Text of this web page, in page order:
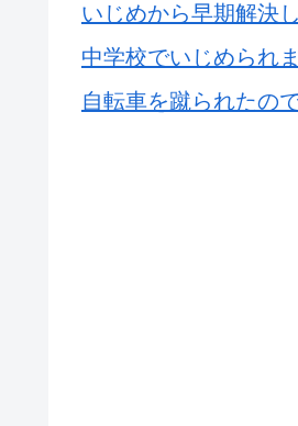
いじめから早期解決
中学校でいじめられ
自転車を蹴られたの